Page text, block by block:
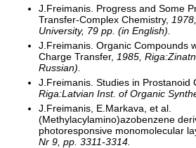
J.Freimanis. Progress and Some
Transfer-Complex Chemistry,
University, 79 pp. (in English).
J.Freimanis. Organic Compounds
Charge Transfer, 1985,
Russian).
J.Freimanis. Studies in Prostanoid
Riga:Latvian Inst. of Organic
J.Freimanis, E.Markava, et al.
(Methylacylamino)azobenzene
photoresponsive monomolecular
Nr 9, pp. 3311-3314.